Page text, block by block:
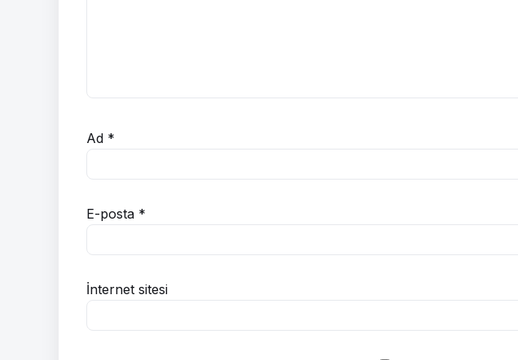
Ad *
E-posta *
İnternet sitesi